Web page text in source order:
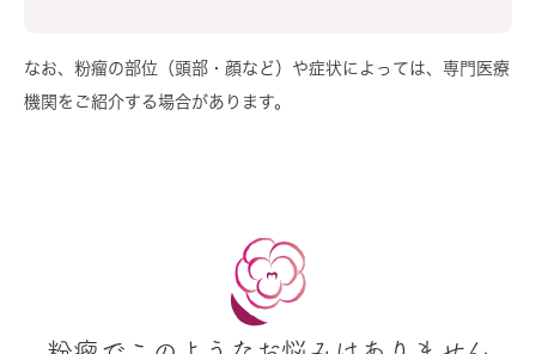
なお、粉瘤の部位（頭部・顔など）や症状によっては、専門医療
機関をご紹介する場合があります。